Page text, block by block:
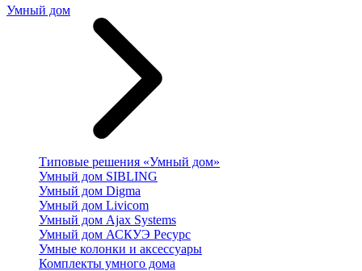
Умный дом
Типовые решения «Умный дом»
Умный дом SIBLING
Умный дом Digma
Умный дом Livicom
Умный дом Ajax Systems
Умный дом АСКУЭ Ресурс
Умные колонки и аксессуары
Комплекты умного дома